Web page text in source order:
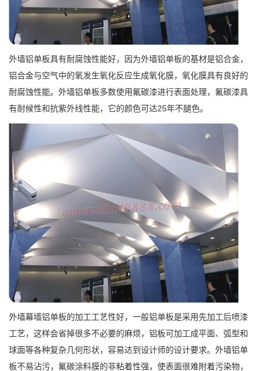
外墙铝单板具有耐腐蚀性能好，因为外墙铝单板的基材是铝合金，
铝合金与空气中的氧发生氧化反应生成氧化膜，氧化膜具有良好的
耐腐蚀性能。外墙铝单板多数使用氟碳漆进行表面处理，氟碳漆具
有耐候性和抗紫外线性能，它的颜色可达25年不腿色。
外墙幕墙铝单板的加工工艺性好，一般铝单板是采用先加工后喷漆
工艺，这样会省掉很多不必要的麻烦，铝板可加工成平面、弧型和
球面等各种复杂几何形状，容易达到设计师的设计要求。外墙铝单
板不易沾污，氟碳涂料膜的非粘着性强，使表面很难附着污染物，